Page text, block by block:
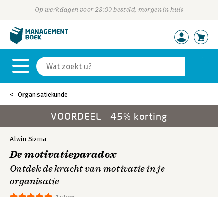
Op werkdagen voor 23:00 besteld, morgen in huis
Organisatiekunde
VOORDEEL - 45% korting
Alwin Sixma
De motivatieparadox
Ontdek de kracht van motivatie in je
organisatie